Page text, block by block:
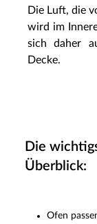
Die Luft, die
wird im
sich daher
Decke.
Die
Überblick:
Ofen